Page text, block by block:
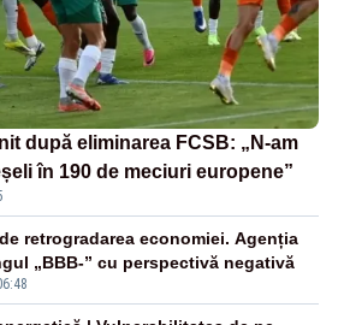
după eliminarea FCSB: „N-am
în 190 de meciuri europene”
retrogradarea economiei. Agenția
„BBB-” cu perspectivă negativă